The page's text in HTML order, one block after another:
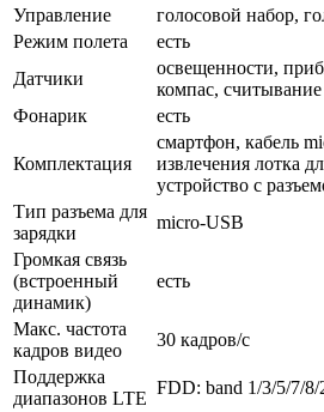
Управление
голосовой набор,
Режим полета
есть
Датчики
освещенности,
компас, считывание
Фонарик
есть
Комплектация
смартфон, кабель
извлечения лотка
устройство с
Тип разъема для
зарядки
micro-USB
Громкая связь
(встроенный
динамик)
есть
Макс. частота
кадров видео
30 кадров/с
Поддержка
диапазонов LTE
FDD: band 1/3/5/7/